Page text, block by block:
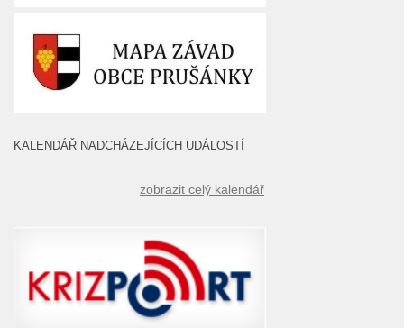
KALENDÁŘ NADCHÁZEJÍCÍCH UDÁLOSTÍ
zobrazit celý kalendář